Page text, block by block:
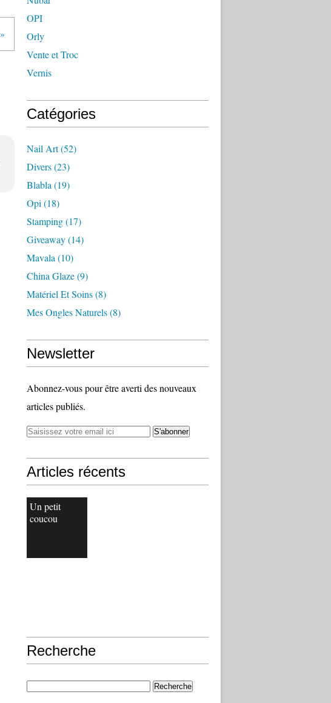
OPI
Orly
Vente et Troc
Vernis
Catégories
Nail Art(52)
Divers(23)
Blabla (19)
Opi (18)
Stamping(17)
Giveaway(14)
Mavala (10)
China Glaze(9)
Matériel Et Soins(8)
Mes Ongles Naturels(8)
Newsletter
Abonnez-vous pour être averti des nouveaux
articles publiés.
Articles récents
Un petit
coucou
Recherche